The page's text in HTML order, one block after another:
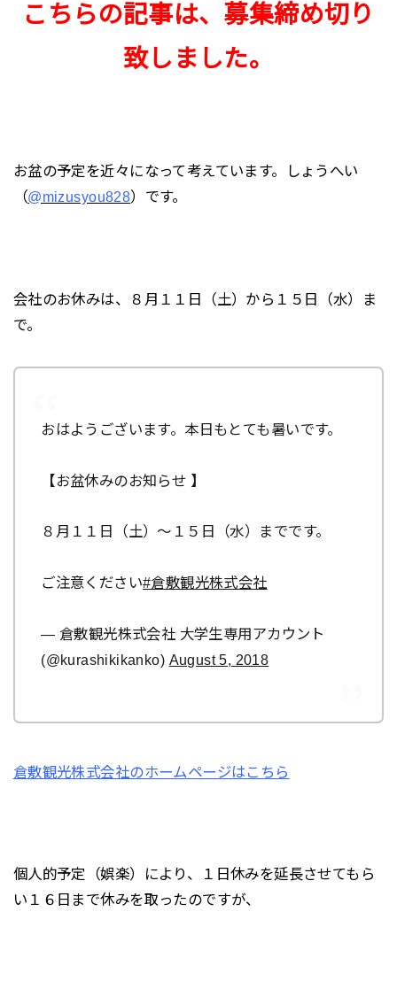
こちらの記事は、募集締め切り
致しました。
お盆の予定を近々になって考えています。しょうへい
（@mizusyou828）です。
会社のお休みは、８月１１日（土）から１５日（水）ま
で。
おはようございます。本日もとても暑いです。
【お盆休みのお知らせ 】
８月１１日（土）～１５日（水）までです。
ご注意ください#倉敷観光株式会社
— 倉敷観光株式会社 大学生専用アカウント
(@kurashikikanko) August 5, 2018
倉敷観光株式会社のホームページはこちら
個人的予定（娯楽）により、１日休みを延長させてもら
い１６日まで休みを取ったのですが、